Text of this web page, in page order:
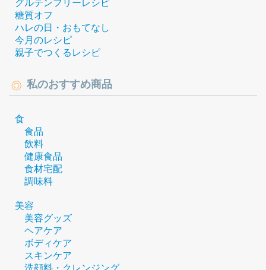
グルテンフリーレシピ
糖質オフ
ハレの日・おもてなし
今月のレシピ
親子でつくるレシピ
私のおすすめ商品
食
食品
飲料
健康食品
食材宅配
調味料
美容
美容グッズ
ヘアケア
ボディケア
スキンケア
洗顔料・クレンジング